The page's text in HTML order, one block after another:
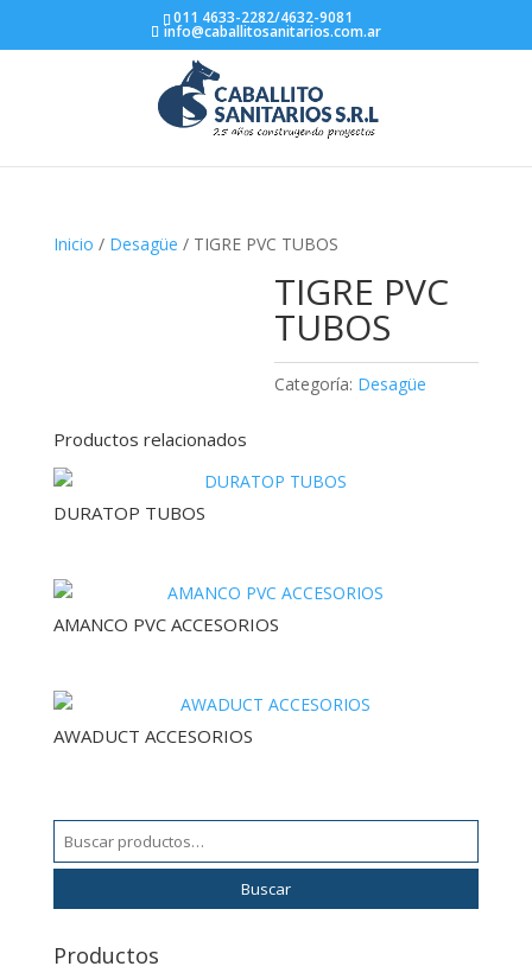
011 4633-2282/4632-9081
info@caballitosanitarios.com.ar
Inicio / Desagüe / TIGRE PVC TUBOS
TIGRE PVC
TUBOS
Categoría: Desagüe
Productos relacionados
DURATOP TUBOS
AMANCO PVC ACCESORIOS
AWADUCT ACCESORIOS
Buscar
por:
Buscar
Productos